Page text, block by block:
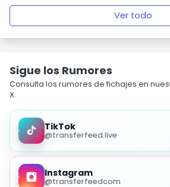
Ver todo
Sigue los Rumores
Consulta los rumores de fichajes en
X.
TikTok
@transferfeed.live
Instagram
@transferfeedcom